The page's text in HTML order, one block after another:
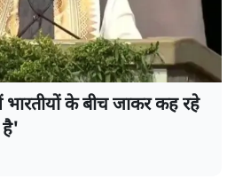
भारतीयों के बीच जाकर कह रहे
है'